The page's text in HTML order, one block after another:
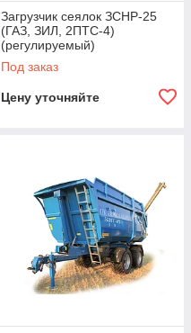
Загрузчик сеялок ЗСНР-25
(ГАЗ, ЗИЛ, 2ПТС-4)
(регулируемый)
Под заказ
Цену уточняйте